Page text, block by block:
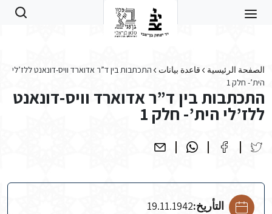
الصفحة الرئيسية قاعدة بيانات
התכתבות בין ד”ר אדוארד וויס-דונאנט ללז’לי
הית’- חלק 1
התכתבות בין ד”ר אדוארד וויס-דונאנט
ללז’לי הית’- חלק 1
التأريخ:19.11.1942